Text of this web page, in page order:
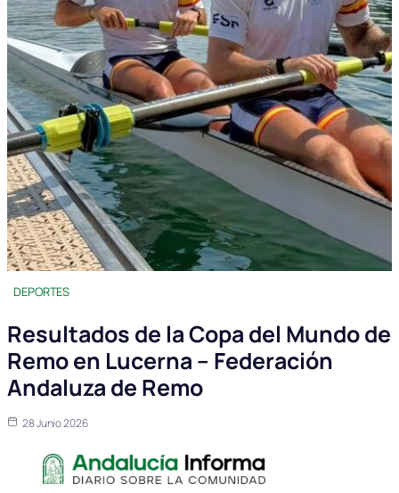
DEPORTES
Resultados de la Copa del Mundo de
Remo en Lucerna – Federación
Andaluza de Remo
28 Junio 2026